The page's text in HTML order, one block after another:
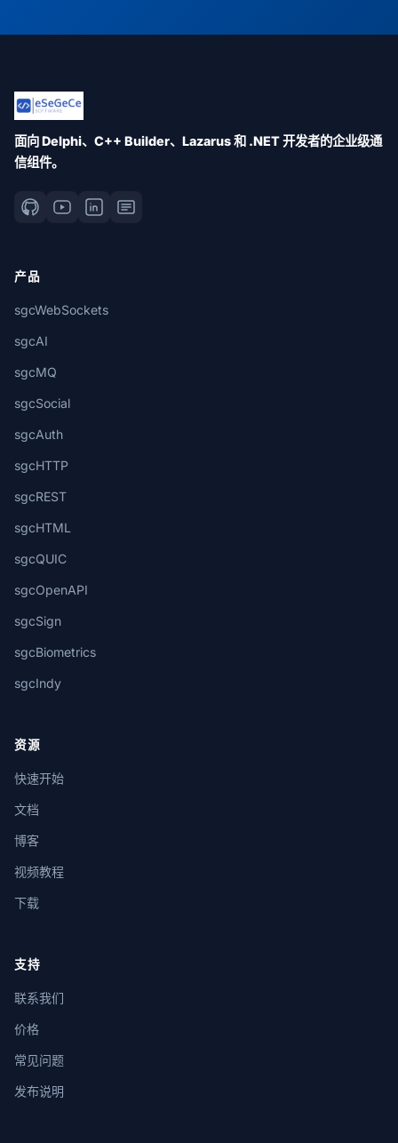
面向 Delphi、C++ Builder、Lazarus 和 .NET 开发者的企业级通
信组件。
产品
sgcWebSockets
sgcAI
sgcMQ
sgcSocial
sgcAuth
sgcHTTP
sgcREST
sgcHTML
sgcQUIC
sgcOpenAPI
sgcSign
sgcBiometrics
sgcIndy
资源
快速开始
文档
博客
视频教程
下载
支持
联系我们
价格
常见问题
发布说明